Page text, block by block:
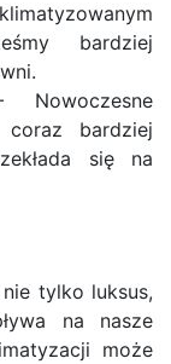
bardziej
bardziej
się na
tylko luksus,
na nasze
może